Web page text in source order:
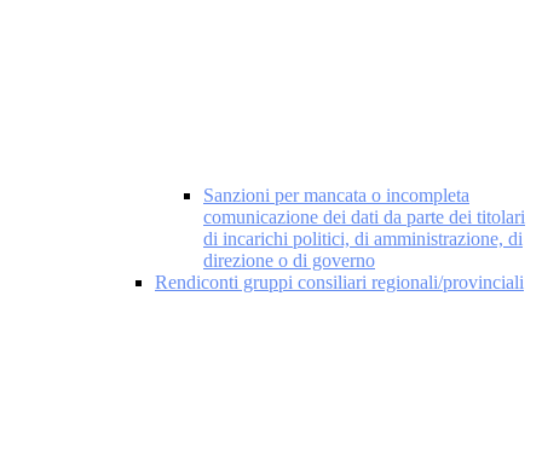
Sanzioni per mancata o incompleta
comunicazione dei dati da parte dei titolari
di incarichi politici, di amministrazione, di
direzione o di governo
Rendiconti gruppi consiliari regionali/provinciali